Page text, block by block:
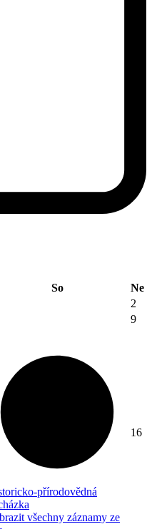
So
Ne
2
9
přírodovědná
všechny záznamy ze
16